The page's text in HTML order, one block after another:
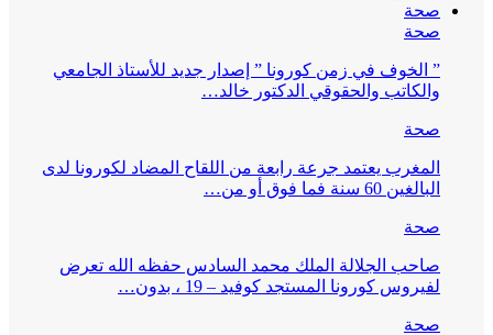
صحة
صحة
” الخوف في زمن كورونا ” إصدار جديد للأستاذ الجامعي
والكاتب والحقوقي الدكتور خالد…
صحة
المغرب يعتمد جرعة رابعة من اللقاح المضاد لكورونا لدى
البالغين 60 سنة فما فوق أو من…
صحة
صاحب الجلالة الملك محمد السادس حفظه الله تعرض
لفيروس كورونا المستجد كوفيد – 19 ، بدون…
صحة